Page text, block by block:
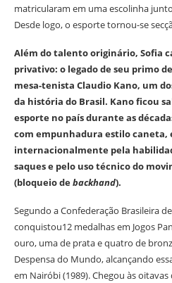
matricularam em uma escolinha
Desde logo, o esporte tornou-se
Além do talento originário, Sofia
privativo: o legado de seu primo
mesa-tenista Claudio Kano, um
da história do Brasil. Kano ficou
esporte no país durante as
com empunhadura estilo caneta,
internacionalmente pela
saques e pelo uso técnico do
(bloqueio debackhand).
Segundo a Confederação Brasileira
conquistou12 medalhas em Jogos
ouro, uma de prata e quatro de
Despensa do Mundo, alcançando
em Nairóbi (1989). Chegou às